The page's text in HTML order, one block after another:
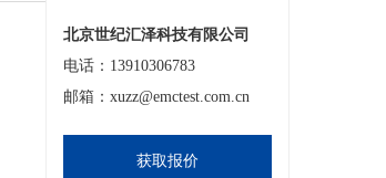
北京世纪汇泽科技有限公司
电话：13910306783
邮箱：xuzz@emctest.com.cn
获取报价